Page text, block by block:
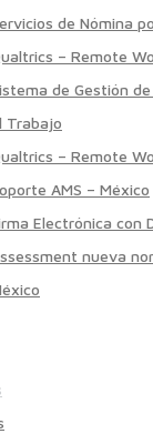
de Nómina
– Remote
de Gestión
Trabajo
– Remote
AMS – México
Electrónica con
nueva